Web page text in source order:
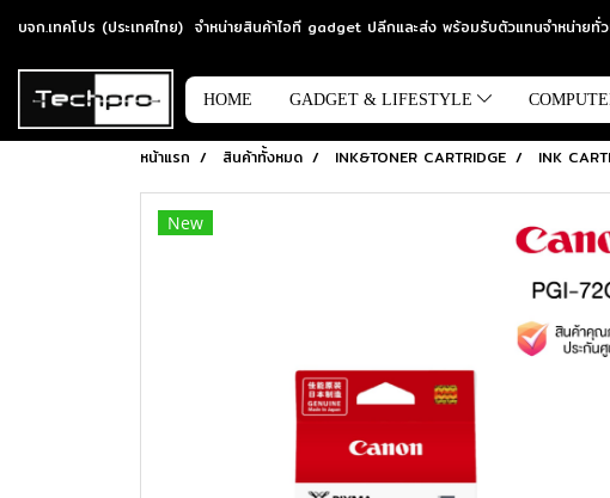
บจก.เทคโปร (ประเทศไทย) จำหน่ายสินค้าไอที gadget ปลีกและส่ง พร้อมรับตัวแทนจำห
HOME GADGET & LIFESTYLE
หน้าแรก สินค้าทั้งหมด INK&TONER CARTRIDGE INK
New